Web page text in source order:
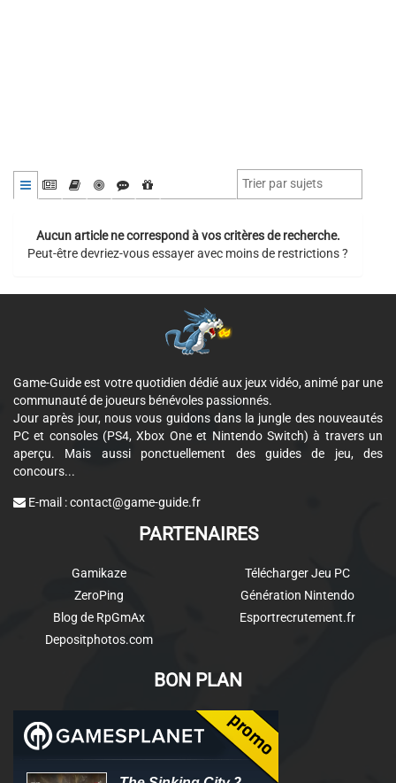
Aucun article ne correspond à vos critères de recherche.
Peut-être devriez-vous essayer avec moins de restrictions ?
Game-Guide est votre quotidien dédié aux jeux vidéo, animé par une
communauté de joueurs bénévoles passionnés.
Jour après jour, nous vous guidons dans la jungle des nouveautés
PC et consoles (PS4, Xbox One et Nintendo Switch) à travers un
aperçu. Mais aussi ponctuellement des guides de jeu, des
concours...
E-mail :contact@game-guide.fr
PARTENAIRES
Gamikaze
ZeroPing
Blog de RpGmAx
Depositphotos.com
Télécharger Jeu PC
Génération Nintendo
Esportrecrutement.fr
BON PLAN